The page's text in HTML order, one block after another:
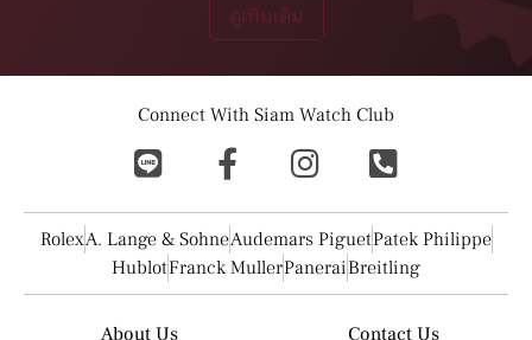
ดูเพิ่มเติม
Connect With Siam Watch Club
RolexA. Lange & SohneAudemars PiguetPatek Philippe
HublotFranck MullerPaneraiBreitling
About Us Contact Us